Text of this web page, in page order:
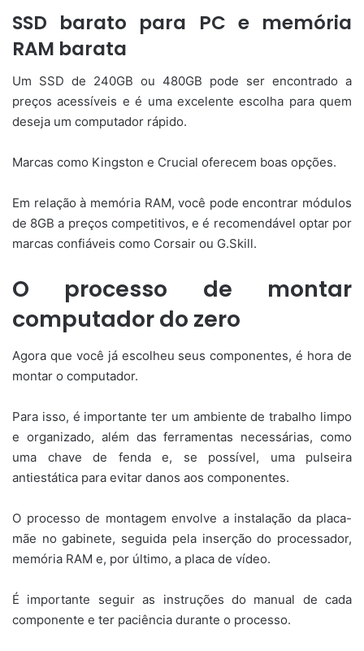
SSD barato para PC e memória
RAM barata
Um SSD de 240GB ou 480GB pode ser encontrado a
preços acessíveis e é uma excelente escolha para quem
deseja um computador rápido.
Marcas como Kingston e Crucial oferecem boas opções.
Em relação à memória RAM, você pode encontrar módulos
de 8GB a preços competitivos, e é recomendável optar por
marcas confiáveis como Corsair ou G.Skill.
O processo de montar
computador do zero
Agora que você já escolheu seus componentes, é hora de
montar o computador.
Para isso, é importante ter um ambiente de trabalho limpo
e organizado, além das ferramentas necessárias, como
uma chave de fenda e, se possível, uma pulseira
antiestática para evitar danos aos componentes.
O processo de montagem envolve a instalação da placa-
mãe no gabinete, seguida pela inserção do processador,
memória RAM e, por último, a placa de vídeo.
É importante seguir as instruções do manual de cada
componente e ter paciência durante o processo.